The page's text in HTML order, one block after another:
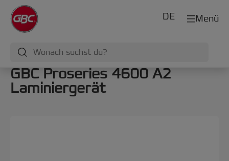
Menü
DE
GBC Proseries 4600 A2
Laminiergerät